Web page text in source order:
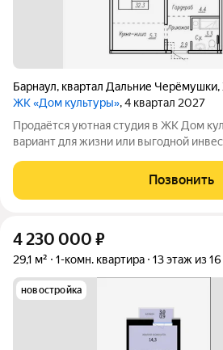
Барнаул, квартал Дальние Черёмушки,
ЖК «Дом культуры», 4 квартал 2027
Продаётся уютная студия в ЖК Дом
вариант для жизни или выгодной
Георгия Исакова. Преимущества
планировка и просторная лоджия
Позвонить
4 230 000 ₽
29,1 м² 1-комн. квартира 13 этаж из 16
новостройка